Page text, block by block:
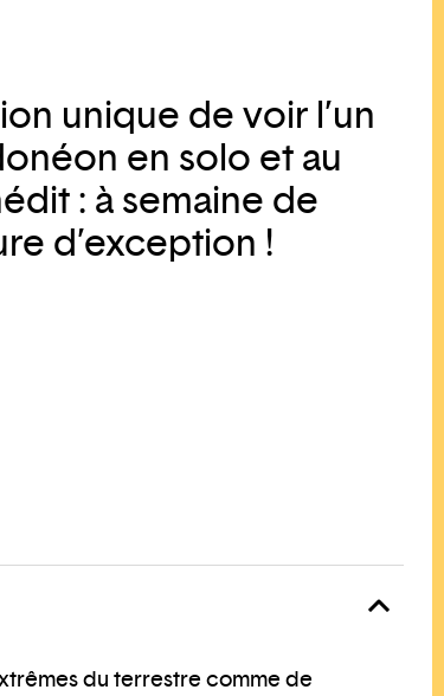
unique de voir l’un
en solo et au
: à semaine de
d’exception !
du terrestre comme de